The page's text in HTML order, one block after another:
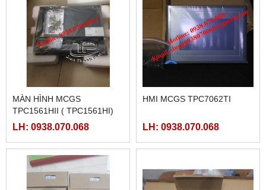
FATEK FBS-4A2D
LH: 0938.070.068
NGUỒN MEANWELL LRS-
350-48
LH: 0938.070.068
NGUỒN MEANWELL LRS-
NGUỒN MEANWELL LRS-